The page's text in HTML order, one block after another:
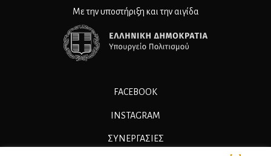
Με την υποστήριξη και την αιγίδα
FACEBOOK
INSTAGRAM
ΣΥΝΕΡΓΑΣΊΕΣ